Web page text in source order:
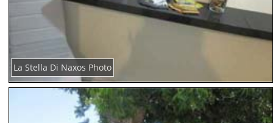
La Stella Di Naxos Photo